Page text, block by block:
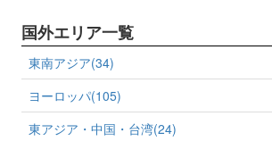
国外エリア一覧
東南アジア(34)
ヨーロッパ(105)
東アジア・中国・台湾(24)